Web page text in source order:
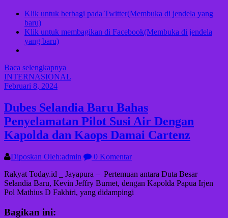
Klik untuk berbagi pada Twitter(Membuka di jendela yang
baru)
Klik untuk membagikan di Facebook(Membuka di jendela
yang baru)
Baca selengkapnya
INTERNASIONAL
Februari 8, 2024
Dubes Selandia Baru Bahas
Penyelamatan Pilot Susi Air Dengan
Kapolda dan Kaops Damai Cartenz
Diposkan Oleh:admin
0 Komentar
Rakyat Today.id _ Jayapura – Pertemuan antara Duta Besar
Selandia Baru, Kevin Jeffry Burnet, dengan Kapolda Papua Irjen
Pol Mathius D Fakhiri, yang didampingi
Bagikan ini: